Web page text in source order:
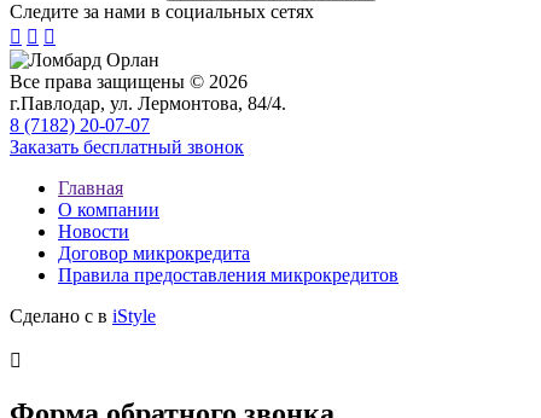
Следите за нами в социальных сетях
  
Все права защищены © 2026
г.Павлодар, ул. Лермонтова, 84/4.
8 (7182) 20-07-07
Заказать бесплатный звонок
Главная
О компании
Новости
Договор микрокредита
Правила предоставления микрокредитов
Сделано с в iStyle
